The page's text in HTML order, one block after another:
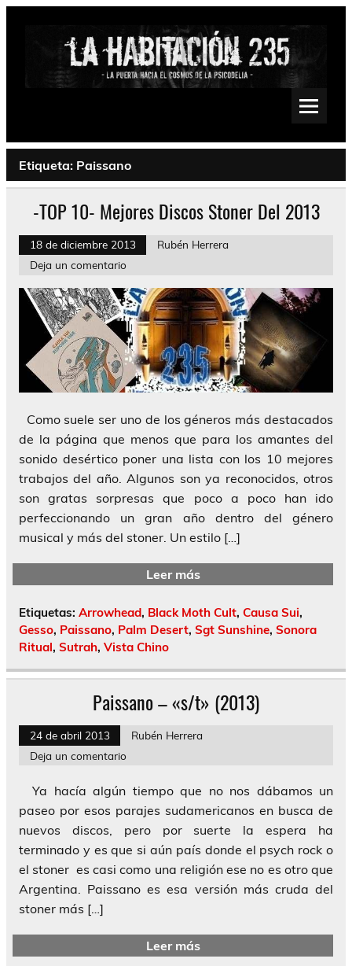
Saltar
Psychedelic, Stoner, Doom, Sludge, Fuzz, Space, Drone
Etiqueta: Paissano
-TOP 10- Mejores Discos Stoner Del 2013
18 de diciembre 2013
Rubén Herrera
Deja un comentario
Como suele ser uno de los géneros más destacados
de la página que menos que para los amantes del
sonido desértico poner una lista con los 10 mejores
trabajos del año. Algunos son ya reconocidos, otros
son gratas sorpresas que poco a poco han ido
perfeccionando un gran año dentro del género
musical y más del stoner. Un estilo […]
Leer más
Etiquetas: Arrowhead, Black Moth Cult, Causa Sui,
Gesso, Paissano, Palm Desert, Sgt Sunshine, Sonora
Ritual, Sutrah, Vista Chino
Paissano – «s/t» (2013)
24 de abril 2013
Rubén Herrera
Deja un comentario
Ya hacía algún tiempo que no nos dábamos un
paseo por esos parajes sudamericanos en busca de
nuevos discos, pero por suerte la espera ha
terminado y es que si aún país donde el psych rock o
el stoner es casi como una religión ese no es otro que
Argentina. Paissano es esa versión más cruda del
stoner más […]
Leer más